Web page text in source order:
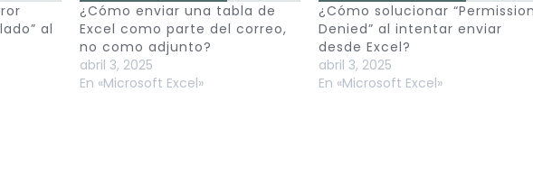
al
¿Cómo enviar una tabla de
Excel como parte del correo,
no como adjunto?
abril 3, 2025
En «Microsoft Excel»
¿Cómo solucionar
Denied” al intentar enviar
desde Excel?
abril 3, 2025
En «Microsoft Excel»